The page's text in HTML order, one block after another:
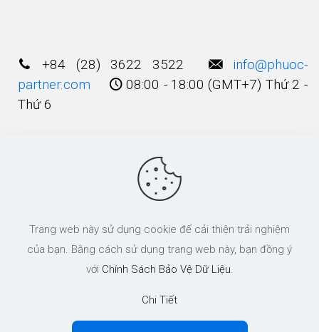
+84 (28) 3622 3522
info@phuoc-
partner.com
08:00 - 18:00 (GMT+7) Thứ 2 -
Thứ 6
© 2003 - 2025 Bản quyền thuộc về Công Ty
Luật TNHH Phước và Các cộng Sự
Trang web này sử dụng cookie để cải thiện trải nghiệm
của bạn. Bằng cách sử dụng trang web này, bạn đồng ý
với Chính Sách Bảo Vệ Dữ Liệu.
Chi Tiết